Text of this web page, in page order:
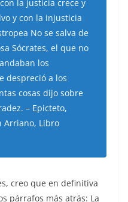
la justicia crece y
y con la injusticia
No se salva de
Sócrates, el que no
los
despreció a los
cosas dijo sobre
– Epicteto,
Arriano, Libro
creo que en definitiva
párrafos más atrás: La